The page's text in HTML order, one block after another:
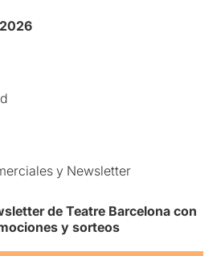
y Newsletter
de Teatre Barcelona con
y sorteos